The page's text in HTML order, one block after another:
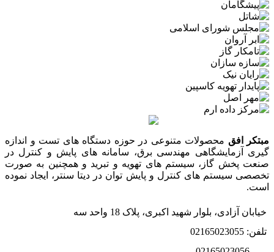
مبتکر افق محصولات متنوعی در حوزه دستگاه های تست و اندازه
گیری آزمایشگاهی مهندسی برق، سامانه های پایش و کنترل در
صنعت پخش گاز، سیستم های تهویه و تبرید و همچنین به صورت
تخصصی سیستم های کنترل و پایش توان در دیتا سنتر، ایجاد نموده
است.
خیابان آزادی، بلوار شهید اکبری، پلاک 18 واحد سه
تلفن: 02165023055